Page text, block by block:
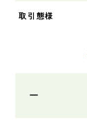
取引態様
ー